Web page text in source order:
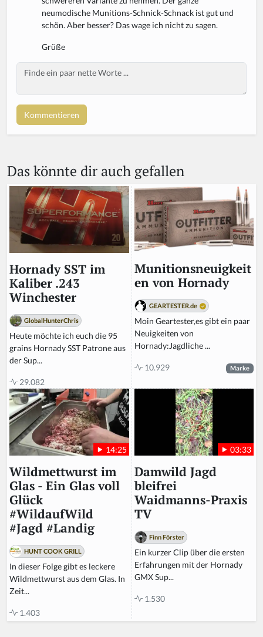
neumodische Munitions-Schnick-Schnack ist gut und
schön. Aber besser? Das wage ich nicht zu sagen.
Grüße
Body
Das könnte dir auch gefallen
Hornady SST im
Kaliber .243
Winchester
GlobalHunterChris
Heute möchte ich euch die 95
grains Hornady SST Patrone aus
der Sup...
29.082
Munitionsneuigkeit
en von Hornady
GEARTESTER.de
Moin Geartester,es gibt ein paar
Neuigkeiten von
Hornady:Jagdliche ...
10.929 Marke
14:25
Wildmettwurst im
Glas - Ein Glas voll
Glück
#WildaufWild
#Jagd #Landig
HUNT COOK GRILL
In dieser Folge gibt es leckere
Wildmettwurst aus dem Glas. In
Zeit...
1.403
03:33
Damwild Jagd
bleifrei
Waidmanns-Praxis
TV
Finn Förster
Ein kurzer Clip über die ersten
Erfahrungen mit der Hornady
GMX Sup...
1.530